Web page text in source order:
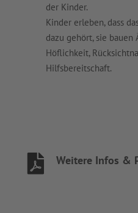
der Kinder.
Kinder erleben, dass
dazu gehört, sie bauen
Höflichkeit,
Hilfsbereitschaft.
 Weitere Infos &